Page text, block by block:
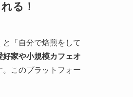
る！
「自分で焙煎をして
家や小規模カフェオ
。このプラットフォー